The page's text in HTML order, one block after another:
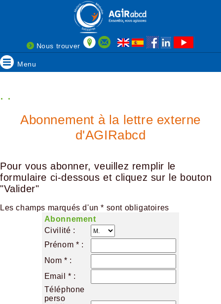
Nous trouver
Menu
. .
Abonnement à la lettre externe
d'AGIRabcd
Pour vous abonner, veuillez remplir le
formulaire ci-dessous et cliquez sur le bouton
"Valider"
Les champs marqués d'un * sont obligatoires
Abonnement
Civilité :
Prénom * :
Nom * :
Email * :
Téléphone
perso